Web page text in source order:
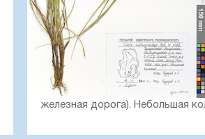
железная дорога). Небольшая